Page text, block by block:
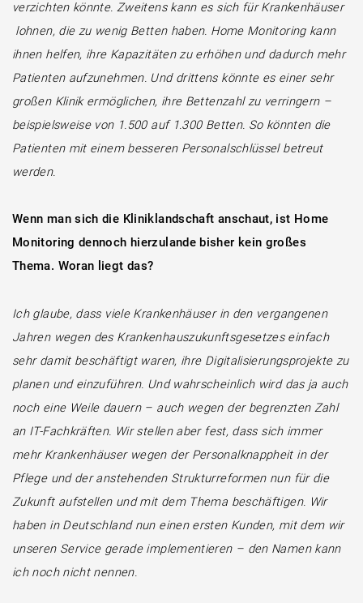
verzichten könnte. Zweitens kann es sich für Krankenhäuser
lohnen, die zu wenig Betten haben. Home Monitoring kann
ihnen helfen, ihre Kapazitäten zu erhöhen und dadurch mehr
Patienten aufzunehmen. Und drittens könnte es einer sehr
großen Klinik ermöglichen, ihre Bettenzahl zu verringern –
beispielsweise von 1.500 auf 1.300 Betten. So könnten die
Patienten mit einem besseren Personalschlüssel betreut
werden.
Wenn man sich die Kliniklandschaft anschaut, ist Home
Monitoring dennoch hierzulande bisher kein großes
Thema. Woran liegt das?
Ich glaube, dass viele Krankenhäuser in den vergangenen
Jahren wegen des Krankenhauszukunftsgesetzes einfach
sehr damit beschäftigt waren, ihre Digitalisierungsprojekte zu
planen und einzuführen. Und wahrscheinlich wird das ja auch
noch eine Weile dauern – auch wegen der begrenzten Zahl
an IT-Fachkräften. Wir stellen aber fest, dass sich immer
mehr Krankenhäuser wegen der Personalknappheit in der
Pflege und der anstehenden Strukturreformen nun für die
Zukunft aufstellen und mit dem Thema beschäftigen. Wir
haben in Deutschland nun einen ersten Kunden, mit dem wir
unseren Service gerade implementieren – den Namen kann
ich noch nicht nennen.